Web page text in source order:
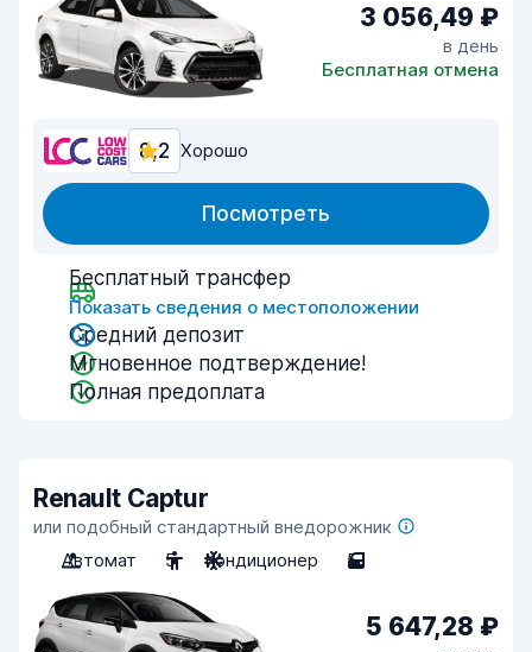
3 056,49 ₽
в день
Бесплатная отмена
8,2 Хорошо
Посмотреть
Бесплатный трансфер
Показать сведения о местоположении
Средний депозит
Мгновенное подтверждение!
Полная предоплата
Renault Captur
или подобный стандартный внедорожник
Автомат
5 Кондиционер 5
5 647,28 ₽